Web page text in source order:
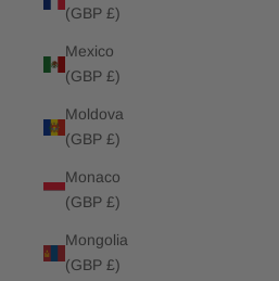
(GBP £)
Mexico
(GBP £)
Moldova
(GBP £)
Monaco
(GBP £)
Mongolia
(GBP £)